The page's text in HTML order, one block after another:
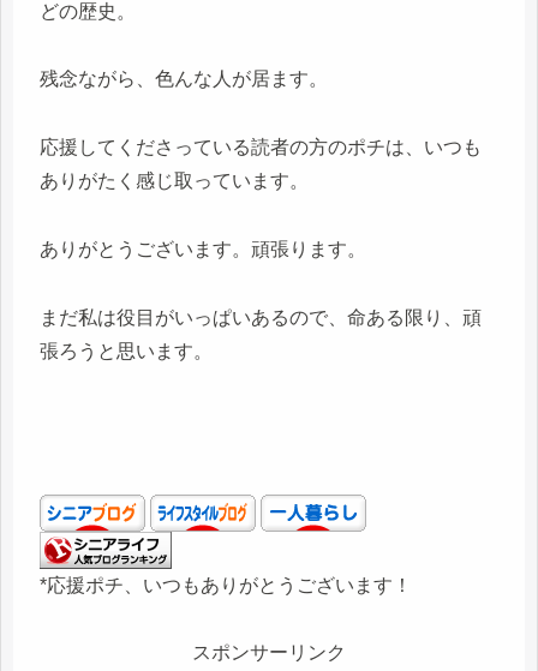
どの歴史。
残念ながら、色んな人が居ます。
応援してくださっている読者の方のポチは、いつも
ありがたく感じ取っています。
ありがとうございます。頑張ります。
まだ私は役目がいっぱいあるので、命ある限り、頑
張ろうと思います。
*応援ポチ、いつもありがとうございます！
スポンサーリンク